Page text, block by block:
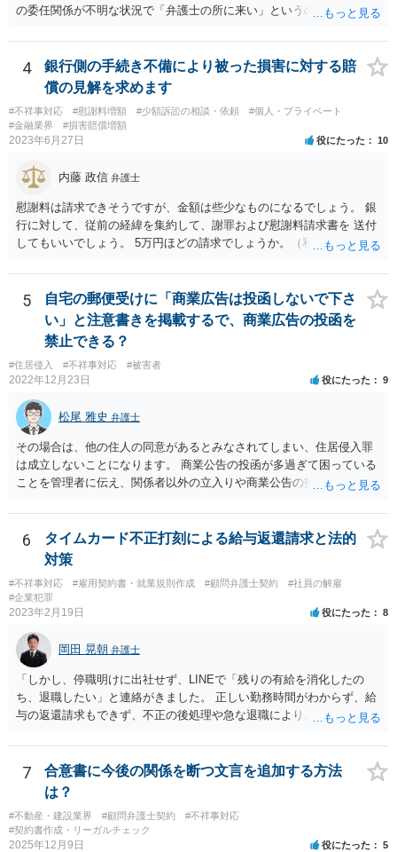
の委任関係が不明な状況で「弁護士の所に来い」というのは、さすが
絡がきますよね？ 通常はそのような初動となります。
4
銀行側の手続き不備により被った損害に対する賠
償の見解を求めます
#不祥事対応 #慰謝料増額 #少額訴訟の相談・依頼
#個人・プライベート
#金融業界
#損害賠償増額
2023年6月27日 役にたった 10
内藤 政信 弁護士
慰謝料は請求できそうですが、金額は些少なものになるでしょう。 銀
行に対して、従前の経緯を集約して、謝罪および慰謝料請求書を 送付
してもいいでしょう。 5万円ほどの請求でしょうか。（私見）
5
自宅の郵便受けに「商業広告は投函しないで下さ
い」と注意書きを掲載するで、商業広告の投函を
禁止できる？
#住居侵入 #不祥事対応 #被害者
2022年12月23日 役にたった 9
松尾 雅史 弁護士
その場合は、他の住人の同意があるとみなされてしまい、住居侵入罪
は成立しないことになります。 商業公告の投函が多過ぎて困っている
ことを管理者に伝え、関係者以外の立入りや商業公告の投函を禁ずる
6
タイムカード不正打刻による給与返還請求と法的
対策
#不祥事対応 #雇用契約書・就業規則作成 #顧問弁護士契約
#社員の解雇
#企業犯罪
2023年2月19日 役にたった 8
岡田 晃朝 弁護士
「しかし、停職明けに出社せず、LINEで「残りの有給を消化したの
ち、退職したい」と連絡がきました。 正しい勤務時間がわからず、給
与の返還請求もできず、不正の後処理や急な退職により、社や他のス
状況です。」 大変悪質ですね。打刻場所のデータと、これまでのタイ
ムカードの虚偽を確認し、突き付けて責任を問題にすることになるで
しょう。 詐欺もありうるでしょうね。 「正しい時間がわからないとい
うタイムカード不正打刻による返還請求はどのようにおこなえばよい
でしょうか？」 想定できる虚偽を前提に、相手と協議して詰めればよ
いかと思います。 確実な記録があれば、それによるのがよいですが、
7
合意書に今後の関係を断つ文言を追加する方法
は？
#不動産・建設業界 #顧問弁護士契約
#不祥事対応
#契約書作成・リーガルチェック
2025年12月9日 役にたった 5